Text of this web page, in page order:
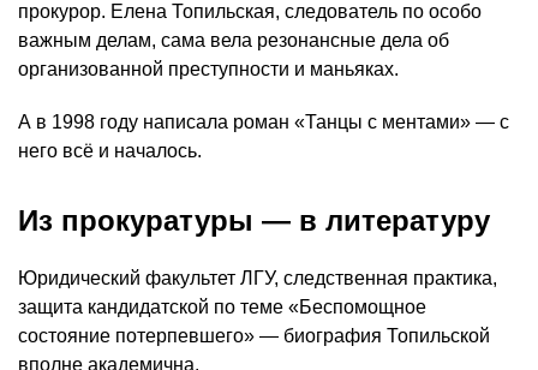
прокурор. Елена Топильская, следователь по особо
важным делам, сама вела резонансные дела об
организованной преступности и маньяках.
А в 1998 году написала роман «Танцы с ментами» — с
него всё и началось.
Из прокуратуры — в литературу
Юридический факультет ЛГУ, следственная практика,
защита кандидатской по теме «Беспомощное
состояние потерпевшего» — биография Топильской
вполне академична.